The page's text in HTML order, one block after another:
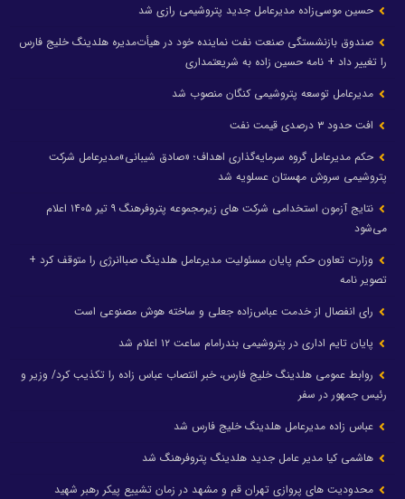
حسین موسی‌زاده مدیرعامل جدید پتروشیمی رازی شد
صندوق بازنشستگی صنعت نفت نماینده خود در هیأت‌مدیره هلدینگ خلیج فارس
را تغییر داد + نامه حسین زاده به شریعتمداری
مدیرعامل توسعه پتروشیمی کنگان منصوب شد
افت حدود ۳ درصدی قیمت نفت
حکم مدیرعامل گروه سرمایه‌گذاری اهداف؛ «صادق شیبانی»مدیرعامل شرکت
پتروشیمی سروش مهستان عسلویه شد
نتایج آزمون استخدامی شرکت های زیرمجموعه پتروفرهنگ ۹ تیر ۱۴۰۵ اعلام
می‌شود
وزارت تعاون حکم پایان مسئولیت مدیرعامل هلدینگ صباانرژی را متوقف کرد +
تصویر نامه
رای انفصال از خدمت عباس‌زاده جعلی و ساخته هوش مصنوعی است
پایان تایم اداری در پتروشیمی بندرامام ساعت ۱۲ اعلام شد
روابط عمومی هلدینگ خلیج فارس، خبر انتصاب عباس زاده را تکذیب کرد/ وزیر و
رئیس جمهور در سفر
عباس زاده مدیرعامل هلدینگ خلیج فارس شد
هاشمی کیا مدیر عامل جدید هلدینگ پتروفرهنگ شد
محدودیت های پروازی تهران قم و مشهد در زمان تشییع پیکر رهبر شهید